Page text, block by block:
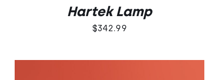
Hartek Lamp
$342.99